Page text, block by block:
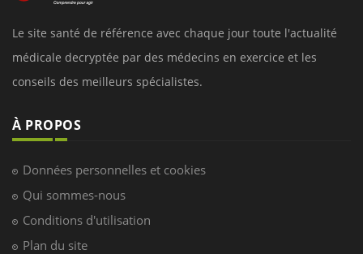
Le site santé de référence avec chaque jour toute l'actualité
médicale decryptée par des médecins en exercice et les
conseils des meilleurs spécialistes.
À PROPOS
Données personnelles et cookies
Qui sommes-nous
Conditions d'utilisation
Plan du site